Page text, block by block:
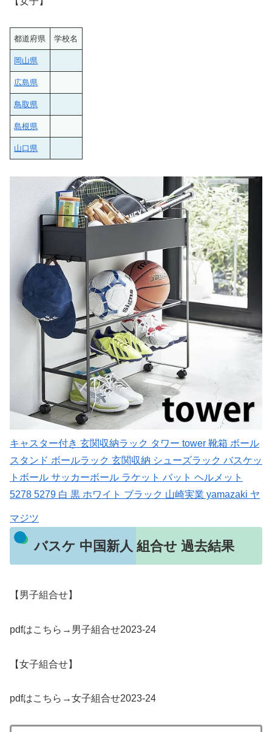
都道府県 学校名
岡山県
広島県
鳥取県
島根県
山口県
キャスター付き 玄関収納ラック タワー tower 靴箱 ボール
スタンド ボールラック 玄関収納 シューズラック バスケッ
トボール サッカーボール ラケット バット ヘルメット
5278 5279 白 黒 ホワイト ブラック 山崎実業 yamazaki ヤ
マジツ
バスケ 中国新人 組合せ 過去結果
【男子組合せ】
pdfはこちら→男子組合せ2023-24
【女子組合せ】
pdfはこちら→女子組合せ2023-24